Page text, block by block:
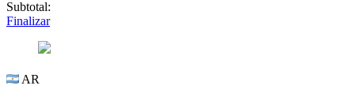
Subtotal:
Finalizar
AR